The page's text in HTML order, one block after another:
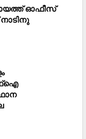
ഓഫീസ്
നാടിനു